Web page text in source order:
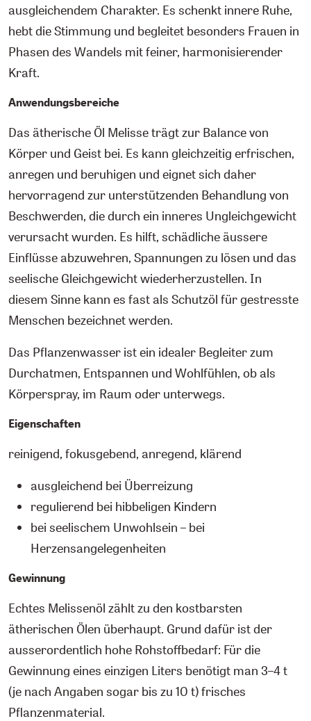
ausgleichendem Charakter. Es schenkt innere Ruhe,
hebt die Stimmung und begleitet besonders Frauen in
Phasen des Wandels mit feiner, harmonisierender
Kraft.
Anwendungsbereiche
Das ätherische Öl Melisse trägt zur Balance von
Körper und Geist bei. Es kann gleichzeitig erfrischen,
anregen und beruhigen und eignet sich daher
hervorragend zur unterstützenden Behandlung von
Beschwerden, die durch ein inneres Ungleichgewicht
verursacht wurden. Es hilft, schädliche äussere
Einflüsse abzuwehren, Spannungen zu lösen und das
seelische Gleichgewicht wiederherzustellen. In
diesem Sinne kann es fast als Schutzöl für gestresste
Menschen bezeichnet werden.
Das Pflanzenwasser ist ein idealer Begleiter zum
Durchatmen, Entspannen und Wohlfühlen, ob als
Körperspray, im Raum oder unterwegs.
Eigenschaften
reinigend, fokusgebend, anregend, klärend
ausgleichend bei Überreizung
regulierend bei hibbeligen Kindern
bei seelischem Unwohlsein – bei
Herzensangelegenheiten
Gewinnung
Echtes Melissenöl zählt zu den kostbarsten
ätherischen Ölen überhaupt. Grund dafür ist der
ausserordentlich hohe Rohstoffbedarf: Für die
Gewinnung eines einzigen Liters benötigt man 3–4 t
(je nach Angaben sogar bis zu 10 t) frisches
Pflanzenmaterial.